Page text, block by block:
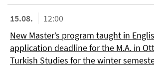
15.08.
12:00
New Master’s program taught in
application deadline for the M.A. in
Turkish Studies for the winter